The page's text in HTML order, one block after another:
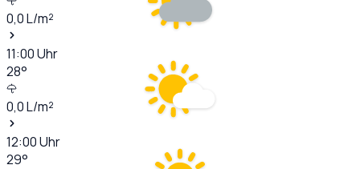
0,0L/m²
11:00Uhr
28°
0,0L/m²
12:00Uhr
29°